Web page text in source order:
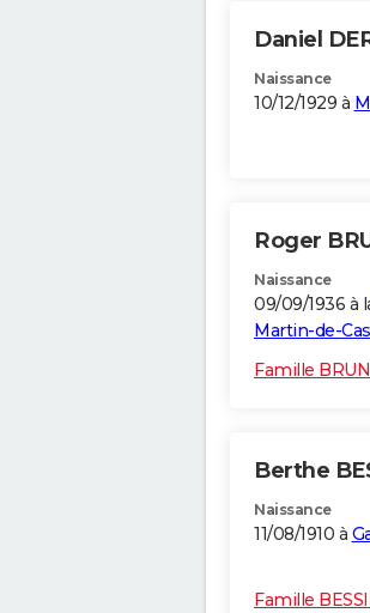
Daniel
Naissance
10/12/1929 à
Roger
Naissance
09/09/1936 à
Martin-de-
Famille BRUN
Berthe
Naissance
11/08/1910 à
Famille